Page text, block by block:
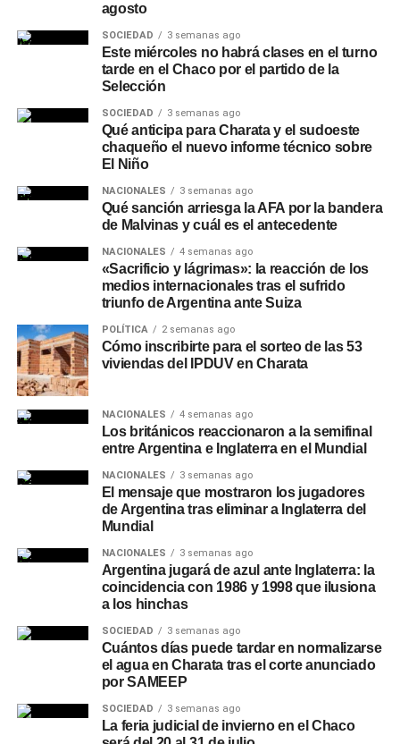
agosto
SOCIEDAD 3 semanas ago
Este miércoles no habrá clases en el turno
tarde en el Chaco por el partido de la
Selección
SOCIEDAD 3 semanas ago
Qué anticipa para Charata y el sudoeste
chaqueño el nuevo informe técnico sobre
El Niño
NACIONALES 3 semanas ago
Qué sanción arriesga la AFA por la bandera
de Malvinas y cuál es el antecedente
NACIONALES 4 semanas ago
«Sacrificio y lágrimas»: la reacción de los
medios internacionales tras el sufrido
triunfo de Argentina ante Suiza
POLÍTICA 2 semanas ago
Cómo inscribirte para el sorteo de las 53
viviendas del IPDUV en Charata
NACIONALES 4 semanas ago
Los británicos reaccionaron a la semifinal
entre Argentina e Inglaterra en el Mundial
NACIONALES 3 semanas ago
El mensaje que mostraron los jugadores
de Argentina tras eliminar a Inglaterra del
Mundial
NACIONALES 3 semanas ago
Argentina jugará de azul ante Inglaterra: la
coincidencia con 1986 y 1998 que ilusiona
a los hinchas
SOCIEDAD 3 semanas ago
Cuántos días puede tardar en normalizarse
el agua en Charata tras el corte anunciado
por SAMEEP
SOCIEDAD 3 semanas ago
La feria judicial de invierno en el Chaco